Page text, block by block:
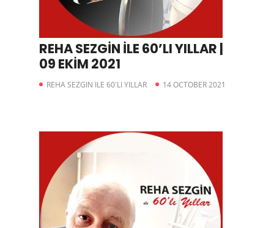
REHA SEZGİN İLE 60’LI YILLAR |
09 EKİM 2021
REHA SEZGIN ILE 60'LI YILLAR 14 OCTOBER 2021